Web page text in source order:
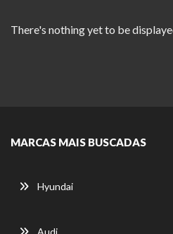
There's nothing yet to be
MARCAS MAIS BUSCADAS
Hyundai